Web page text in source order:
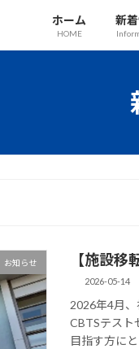
ホーム
HOME
新
お知らせ 【施設
2026-05-14
2026年4月
CBTSテスト
目指す方に